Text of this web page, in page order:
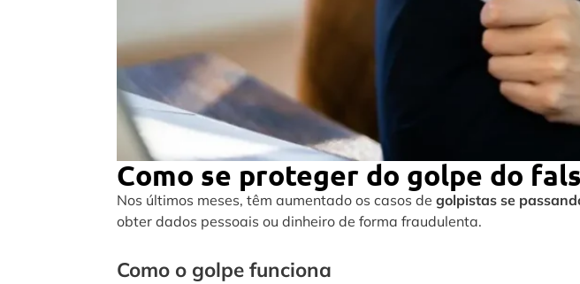
Como se proteger do golpe do
Nos últimos meses, têm aumentado os casos de golpistas se
obter dados pessoais ou dinheiro de forma fraudulenta.
Como o golpe funciona